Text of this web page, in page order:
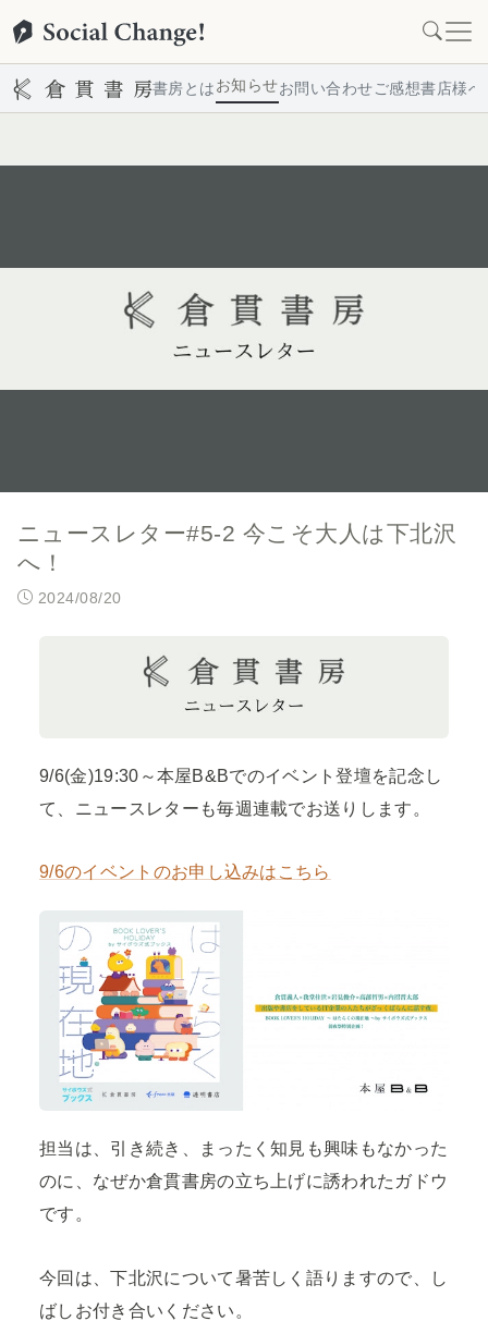
書房とはお知らせお問い合わせご感想書店様へ
ニュースレター#5-2 今こそ大人は下北沢
へ！
2024/08/20
9/6(金)19:30～本屋B&Bでのイベント登壇を記念し
て、ニュースレターも毎週連載でお送りします。
9/6のイベントのお申し込みはこちら
担当は、引き続き、まったく知見も興味もなかった
のに、なぜか倉貫書房の立ち上げに誘われたガドウ
です。
今回は、下北沢について暑苦しく語りますので、し
ばしお付き合いください。